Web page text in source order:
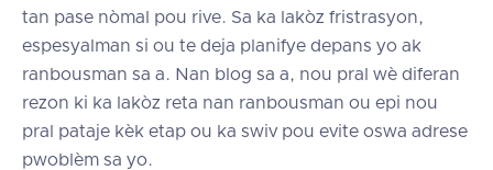
tan pase nòmal pou rive. Sa ka lakòz fristrasyon,
espesyalman si ou te deja planifye depans yo ak
ranbousman sa a. Nan blog sa a, nou pral wè diferan
rezon ki ka lakòz reta nan ranbousman ou epi nou
pral pataje kèk etap ou ka swiv pou evite oswa adrese
pwoblèm sa yo.